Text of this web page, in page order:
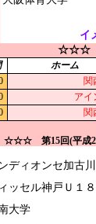
イ
☆☆☆
ホーム
関
アイ
関
☆☆☆ 第15回(平成
ディオンセ加古川
ッセル神戸Ｕ１８
大学